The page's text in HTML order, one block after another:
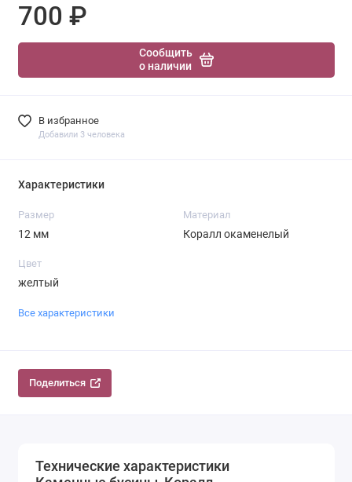
700 ₽
Сообщить
о наличии
В избранное
Добавили 3 человека
Характеристики
Размер
12 мм
Материал
Коралл окаменелый
Цвет
желтый
Все характеристики
Поделиться
Технические характеристики